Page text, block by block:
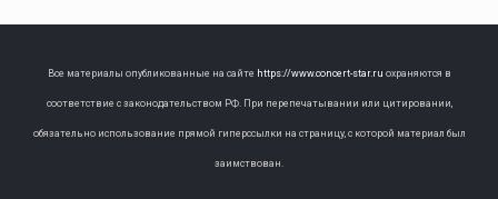
Все материалы опубликованные на сайте https://www.concert-star.ru охраняются в
соответствие с законодательством РФ. При перепечатывании или цитировании,
обязательно использование прямой гиперссылки на страницу, с которой материал был
заимствован.